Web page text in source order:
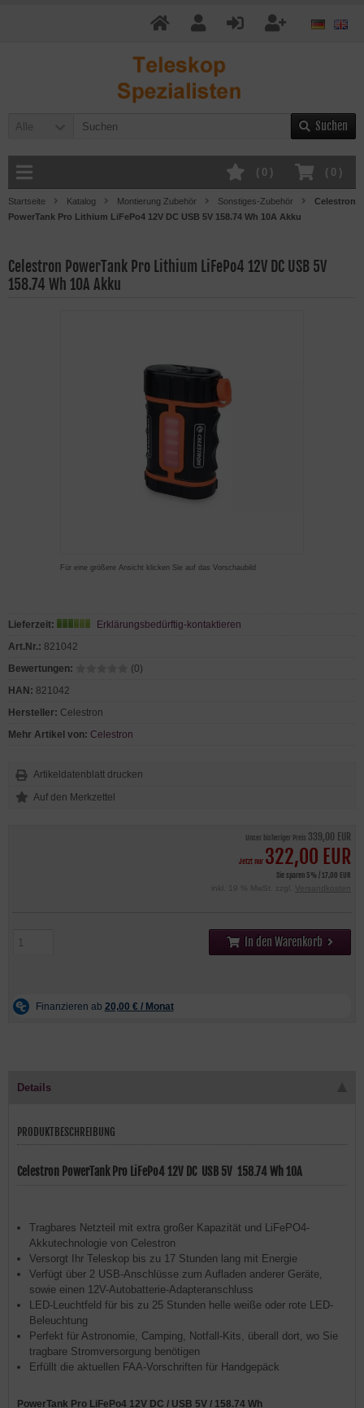
Alle Suchen
( 0 )
( 0 )
Startseite Katalog Montierung Zubehör Sonstiges-Zubehör
Celestron
PowerTank Pro Lithium LiFePo4 12V DC USB 5V 158.74 Wh 10A Akku
Celestron PowerTank Pro Lithium LiFePo4 12V DC USB 5V
158.74 Wh 10A Akku
Für eine größere Ansicht klicken Sie auf das Vorschaubild
Unser bisheriger Preis 339,00 EUR
Jetzt nur 322,00 EUR
Sie sparen 5% / 17,00 EUR
inkl. 19 % MwSt. zzgl.
Versandkosten
In den Warenkorb
Lieferzeit:
Erklärungsbedürftig-kontaktieren
Art.Nr.: 821042
Bewertungen:
(0)
HAN: 821042
Hersteller: Celestron
Mehr Artikel von: Celestron
Artikeldatenblatt drucken
Details
PRODUKTBESCHREIBUNG
Celestron PowerTank Pro LiFePo4 12V DC USB 5V 158.74 Wh 10A
Tragbares Netzteil mit extra großer Kapazität und LiFePO4-
Akkutechnologie von Celestron
Versorgt Ihr Teleskop bis zu 17 Stunden lang mit Energie
Verfügt über 2 USB-Anschlüsse zum Aufladen anderer Geräte,
sowie einen 12V-Autobatterie-Adapteranschluss
LED-Leuchtfeld für bis zu 25 Stunden helle weiße oder rote LED-
Beleuchtung
Perfekt für Astronomie, Camping, Notfall-Kits, überall dort, wo Sie
tragbare Stromversorgung benötigen
Erfüllt die aktuellen FAA-Vorschriften für Handgepäck
PowerTank Pro LiFePo4 12V DC / USB 5V / 158.74 Wh